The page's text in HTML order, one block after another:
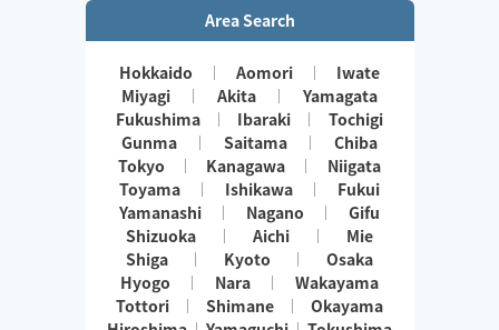
Area Search
Hokkaido Aomori
Iwate
Miyagi
Akita
Yamagata
Fukushima
Ibaraki
Tochigi
Gunma
Saitama
Chiba
Tokyo
Kanagawa
Niigata
Toyama
Ishikawa
Fukui
Yamanashi
Nagano
Gifu
Shizuoka
Aichi
Mie
Shiga
Kyoto
Osaka
Hyogo
Nara
Wakayama
Tottori
Shimane
Okayama